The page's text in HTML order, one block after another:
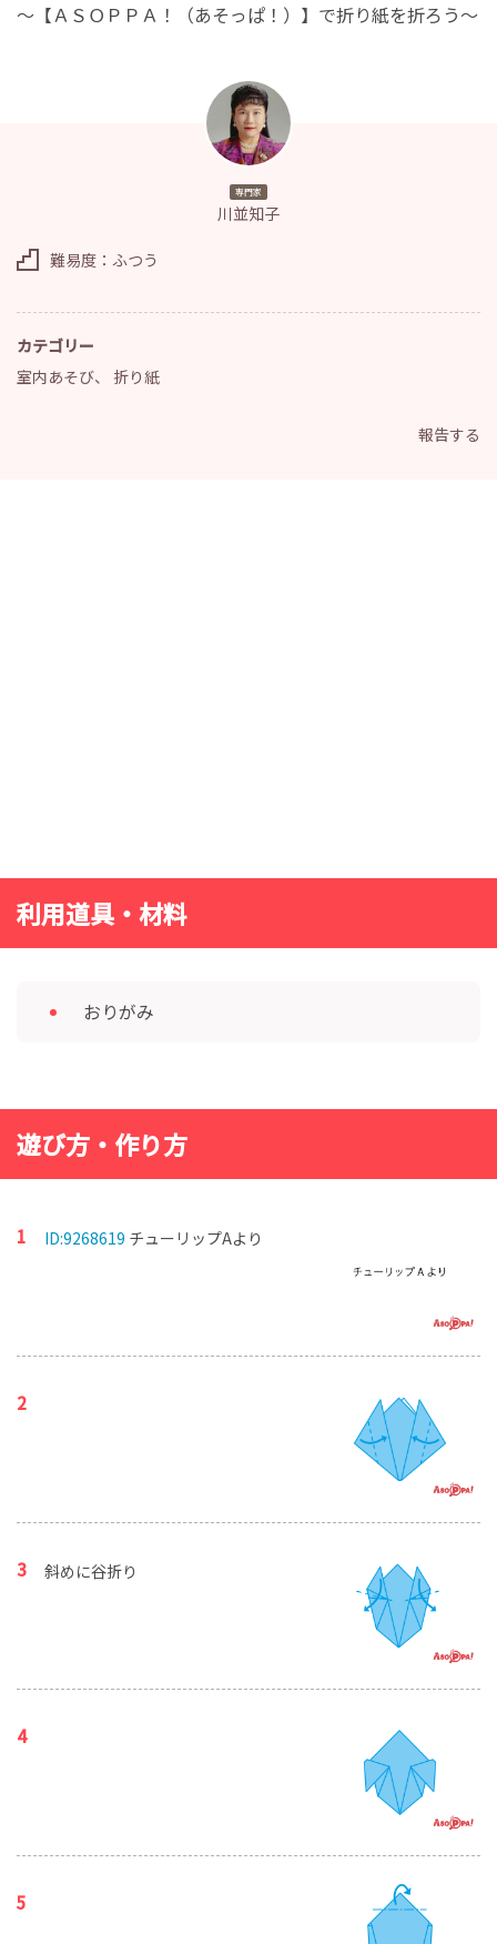
～【ＡＳＯＰＰＡ！（あそっぱ！）】で折り紙を折ろう～
専門家
川並知子
難易度：ふつう
カテゴリー
室内あそび、 折り紙
報告する
利用道具・材料
おりがみ
遊び方・作り方
ID:9268619 チューリップAより
斜めに谷折り